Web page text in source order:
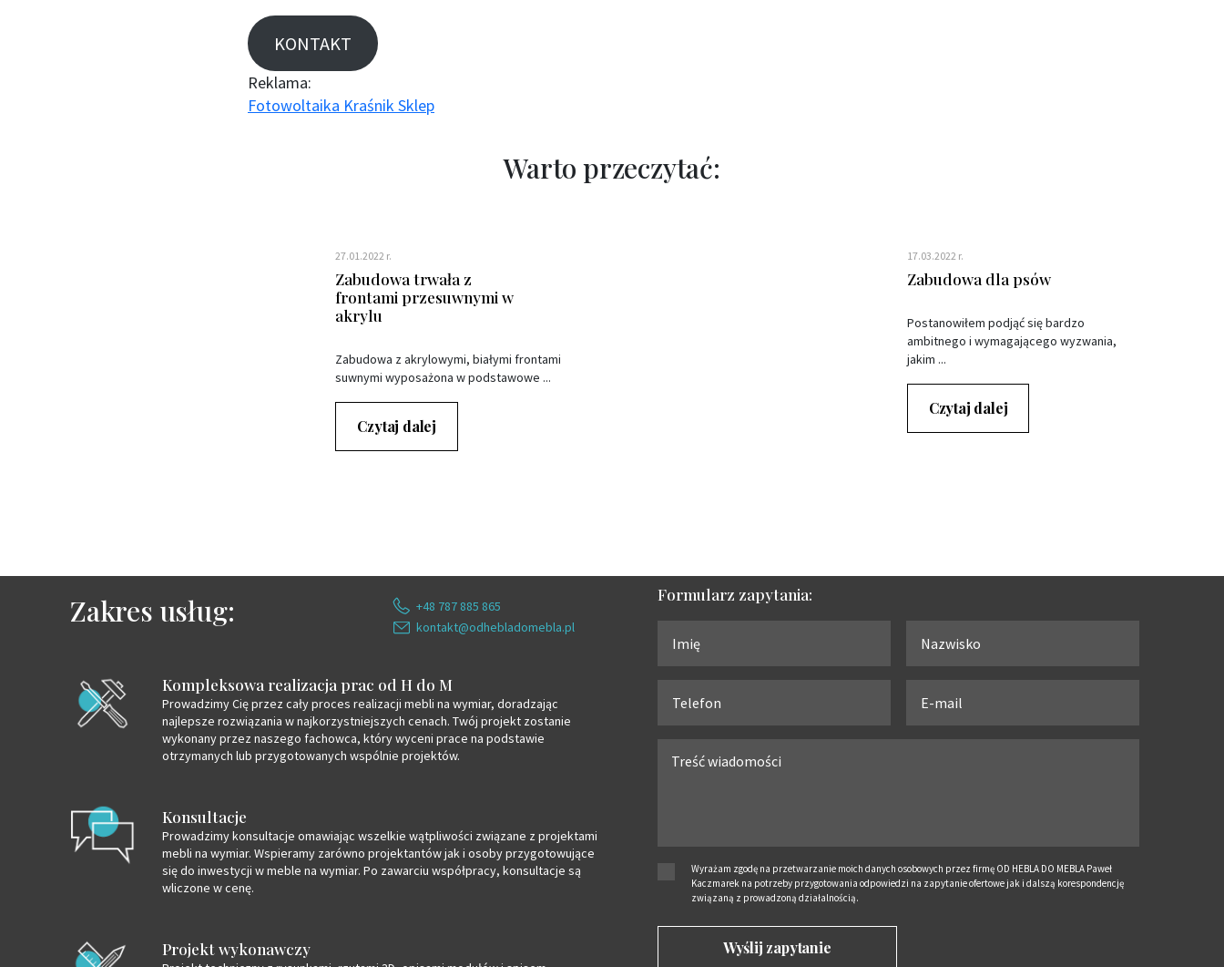
KONTAKT
Reklama:
Fotowoltaika Kraśnik Sklep
Warto przeczytać:
27.01.2022 r.
Zabudowa trwała z
frontami przesuwnymi w
akrylu
Zabudowa z akrylowymi, białymi frontami
suwnymi wyposażona w podstawowe ...
Czytaj dalej
17.03.2022 r.
Zabudowa dla psów
Postanowiłem podjąć się bardzo
ambitnego i wymagającego wyzwania,
jakim ...
Czytaj dalej
Zakres usług:
+48 787 885 865
kontakt@odhebladomebla.pl
Kompleksowa realizacja prac od H do M
Prowadzimy Cię przez cały proces realizacji mebli na wymiar, doradzając
najlepsze rozwiązania w najkorzystniejszych cenach. Twój projekt zostanie
wykonany przez naszego fachowca, który wyceni prace na podstawie
otrzymanych lub przygotowanych wspólnie projektów.
Konsultacje
Prowadzimy konsultacje omawiając wszelkie wątpliwości związane z projektami
mebli na wymiar. Wspieramy zarówno projektantów jak i osoby przygotowujące
się do inwestycji w meble na wymiar. Po zawarciu współpracy, konsultacje są
wliczone w cenę.
Projekt wykonawczy
Formularz zapytania:
Wyrażam zgodę na przetwarzanie moich danych osobowych przez firmę OD HEBLA DO MEBLA Paweł
Kaczmarek na potrzeby przygotowania odpowiedzi na zapytanie ofertowe jak i dalszą korespondencję
związaną z prowadzoną działalnością.